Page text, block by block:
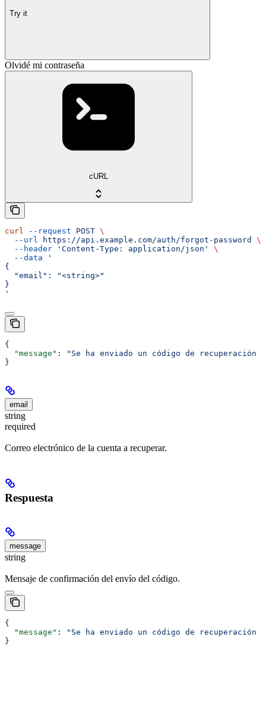
Try it
Olvidé mi contraseña
cURL
curl --request POST \
  --url
https://api.example.com/auth/forgot-password
\
  --header
'Content-Type: application/json'
\
  --data
'
{
  "email": "<string>"
}
'
{
  "message"
:
"Se ha enviado un código de
}
email
string
required
Correo electrónico de la cuenta a recuperar.
Respuesta
message
string
Mensaje de confirmación del envío del código.
{
  "message"
:
"Se ha enviado un código de
}